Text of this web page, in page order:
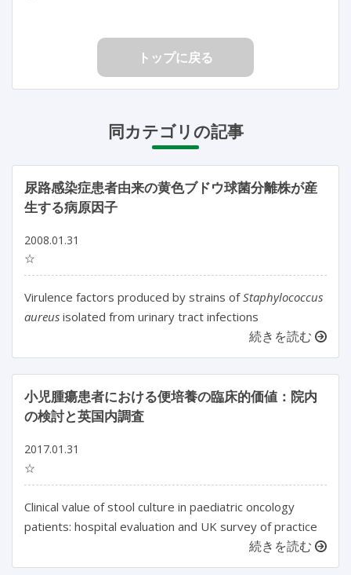
トップに戻る
同カテゴリの記事
尿路感染症患者由来の黄色ブドウ球菌分離株が産
生する病原因子
2008.01.31
☆
Virulence factors produced by strains ofStaphylococcus
aureus isolated from urinary tract infections
続きを読む
小児腫瘍患者における便培養の臨床的価値：院内
の検討と英国内調査
2017.01.31
☆
Clinical value of stool culture in paediatric oncology
patients: hospital evaluation and UK survey of practice
続きを読む